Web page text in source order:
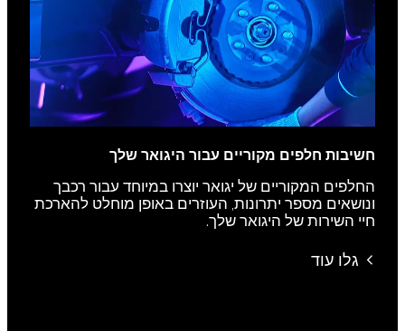
חשיבות חלפים מקוריים עבור היגואר שלך
החלפים המקוריים של יגואר יוצרו במיוחד עבור רכבך
ונושאים מספר יתרונות, העוזרים באופן מוחלט להארכת
חיי השירות של היגואר שלך.
גלו עוד